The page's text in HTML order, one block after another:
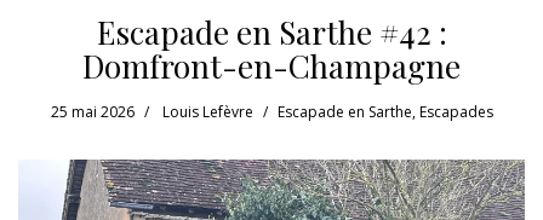
Escapade en Sarthe #42 :
Domfront-en-Champagne
25 mai 2026 Louis Lefèvre Escapade en Sarthe,Escapades